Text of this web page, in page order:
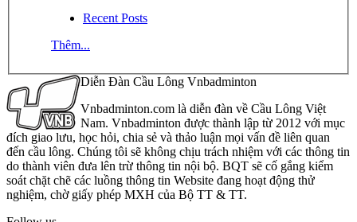
Recent Posts
Thêm...
Diễn Đàn Cầu Lông Vnbadminton
Vnbadminton.com là diễn đàn về Cầu Lông Việt
Nam. Vnbadminton được thành lập từ 2012 với mục
đích giao lưu, học hỏi, chia sẻ và thảo luận mọi vấn đề liên quan
đến cầu lông. Chúng tôi sẽ không chịu trách nhiệm với các thông tin
do thành viên đưa lên trừ thông tin nội bộ. BQT sẽ cố gắng kiểm
soát chặt chẽ các luồng thông tin Website đang hoạt động thử
nghiệm, chờ giấy phép MXH của Bộ TT & TT.